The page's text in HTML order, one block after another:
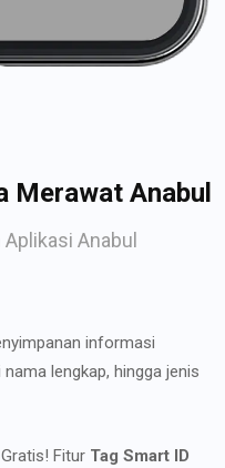
Merawat Anabul
Anabul
informasi
lengkap, hingga jenis
Fitur Tag Smart ID